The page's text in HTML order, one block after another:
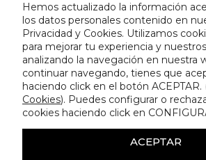
Hemos actualizado la información
los datos personales contenido en
Privacidad y Cookies. Utilizamos
para mejorar tu experiencia y
analizando la navegación en nuestra
continuar navegando, tienes que
haciendo click en el botón ACEPTAR.
Cookies). Puedes configurar o
cookies haciendo click en
ACEPTAR